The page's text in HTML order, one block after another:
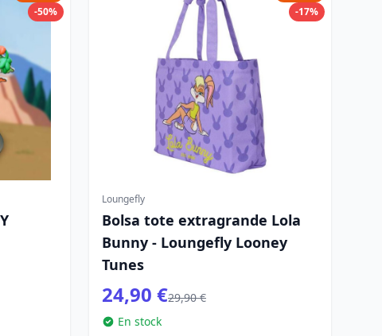
-50%
-17%
Loungefly
Bolsa tote extragrande Lola
Bunny - Loungefly Looney
Tunes
24,90 €29,90 €
En stock